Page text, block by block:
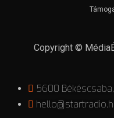
Copyright ©
5600